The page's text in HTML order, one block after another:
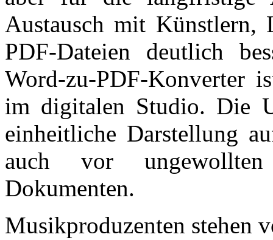
Austausch mit Künstlern,
PDF-Dateien deutlich
Word-zu-PDF-Konverter
im digitalen Studio. Die
einheitliche Darstellung
auch vor
Dokumenten.
Musikproduzenten stehen